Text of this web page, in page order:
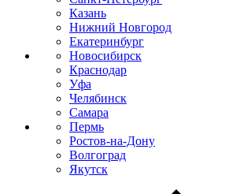
Казань
Нижний Новгород
Екатеринбург
Новосибирск
Краснодар
Уфа
Челябинск
Самара
Пермь
Ростов-на-Дону
Волгоград
Якутск